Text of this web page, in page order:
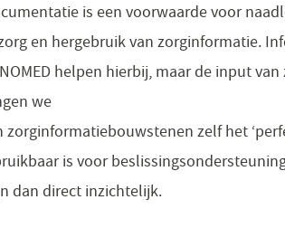
is een voorwaarde voor
en hergebruik van zorginformatie.
helpen hierbij, maar de input
we
zelf het
is voor
dan direct inzichtelijk.